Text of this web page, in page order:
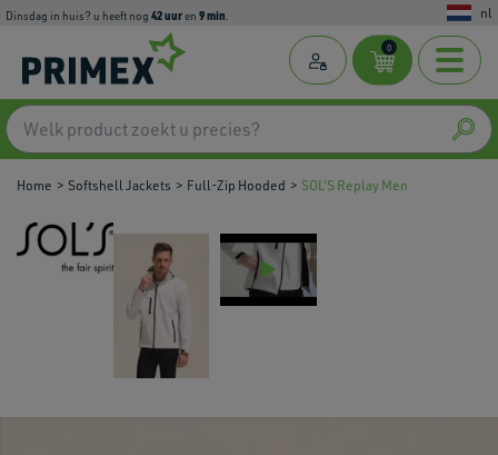
dinsdag in huis? u heeft nog 42uuren 9min nl
0
Home Softshell Jackets Full-Zip Hooded SOL'S Replay Men